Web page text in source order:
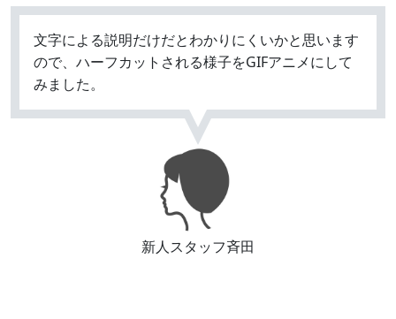
新人スタッフ斉田
文字による説明だけだとわかりにくいかと思います
ので、ハーフカットされる様子をGIFアニメにして
みました。